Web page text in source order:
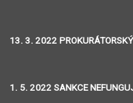
13. 3. 2022
1. 5. 2022 SANKCE